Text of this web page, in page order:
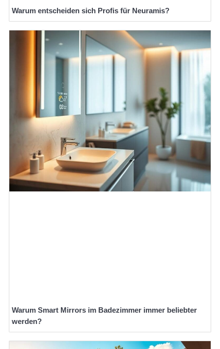
Warum entscheiden sich Profis für Neuramis?
Warum Smart Mirrors im Badezimmer immer beliebter
werden?